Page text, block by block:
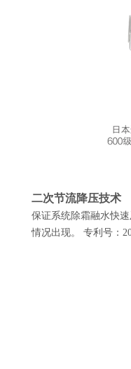
二次节流降压技术
保证系统除霜融水快
情况出现。 专利号：